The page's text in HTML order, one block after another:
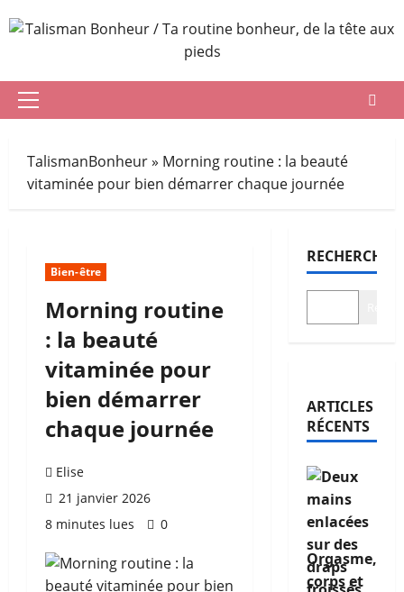
au
Menu
TalismanBonheur» Morning routine : la beauté
vitaminée pour bien démarrer chaque journée
Bien-être
Morning routine
: la beauté
vitaminée pour
bien démarrer
chaque journée
Elise
21 janvier 2026
8 minutes lues
0
RECHERCHER
ARTICLES
RÉCENTS
Orgasme,
corps et